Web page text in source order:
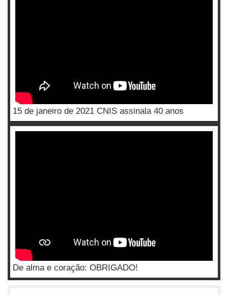
15 de janeiro de 2021 CNIS assinala 40 anos
De alma e coração: OBRIGADO!